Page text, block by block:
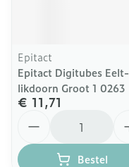
Epitact
Epitact Digitubes Eelt-
likdoorn Groot 1 0263
€ 11,71
Bestel